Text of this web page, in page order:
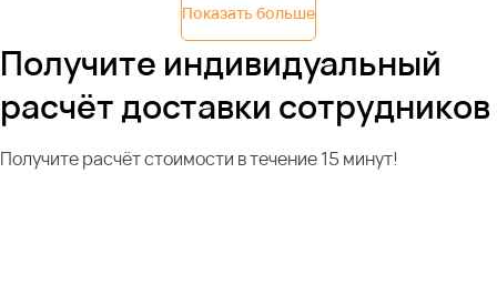
Показать больше
Получите индивидуальный
расчёт доставки сотрудников
Получите расчёт стоимости в течение 15 минут!